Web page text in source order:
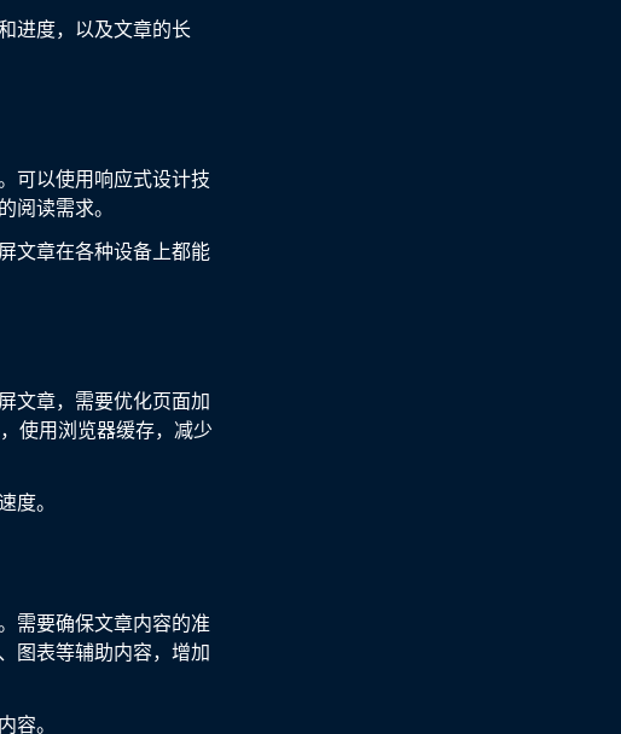
进度，以及文章的长
可以使用响应式设计技
阅读需求。
文章在各种设备上都能
文章，需要优化页面加
使用浏览器缓存，减少
度。
需要确保文章内容的准
图表等辅助内容，增加
容。